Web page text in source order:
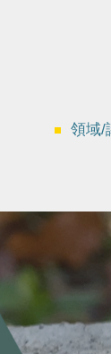
領域/